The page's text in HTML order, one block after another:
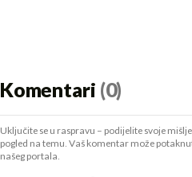
Komentari (0)
Uključite se u raspravu – podijelite svoje
pogled na temu. Vaš komentar može
našeg portala.